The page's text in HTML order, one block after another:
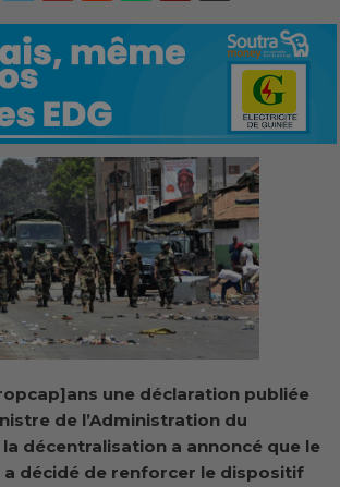
une déclaration publiée
de l’Administration du
décentralisation a annoncé que le
décidé de renforcer le dispositif